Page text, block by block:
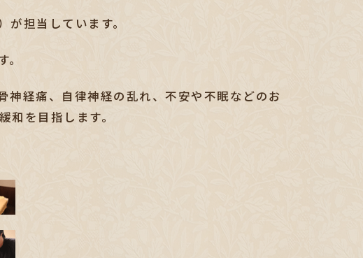
担当しています。
神経痛、自律神経の乱れ、不安や不眠などのお
和を目指します。